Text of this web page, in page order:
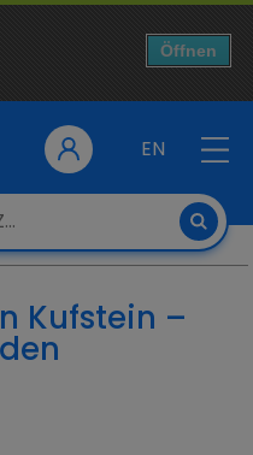
Öffnen
EN
Kufstein –